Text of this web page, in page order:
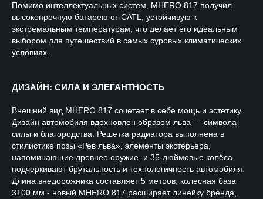
Помимо интеллектуальных систем, MHERO 817 получил
высокопрочную батарею от CATL, устойчивую к
экстремальным температурам, что делает его идеальным
выбором для путешествий в самых суровых климатических
условиях.
ДИЗАЙН: СИЛА И ЭЛЕГАНТНОСТЬ
Внешний вид MHERO 817 сочетает в себе мощь и эстетику.
Дизайн автомобиля вдохновлен образом льва — символа
силы и благородства. Решетка радиатора выполнена в
стилистике позы «Рев льва», элементы экстерьера,
напоминающие древнее оружие, и 35-дюймовые колёса
подчеркивают брутальность и технологичность автомобиля.
Длина внедорожника составляет 5 метров, колесная база
3100 мм - новый MHERO 817 расширяет линейку бренда,